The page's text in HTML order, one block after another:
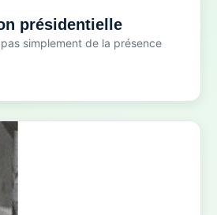
présidentielle
simplement de la présence